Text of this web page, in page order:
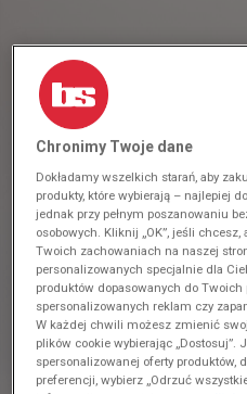
Chronimy Twoje dane
Dokładamy wszelkich starań, aby
produkty, które wybierają – najlepiej
jednak przy pełnym poszanowaniu
osobowych. Kliknij „OK”, jeśli
Twoich zachowaniach na naszej
personalizowanych specjalnie dla
produktów dopasowanych do Twoich
spersonalizowanych reklam czy
W każdej chwili możesz zmienić
plików cookie wybierając „Dostosuj”.
spersonalizowanej oferty produktów,
preferencji, wybierz „Odrzuć